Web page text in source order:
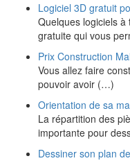
Logiciel 3D gratuit
Quelques logiciels
gratuite qui vous
Prix Construction
Vous allez faire
pouvoir avoir (…)
Orientation de sa
La répartition des
importante pour
Dessiner son plan